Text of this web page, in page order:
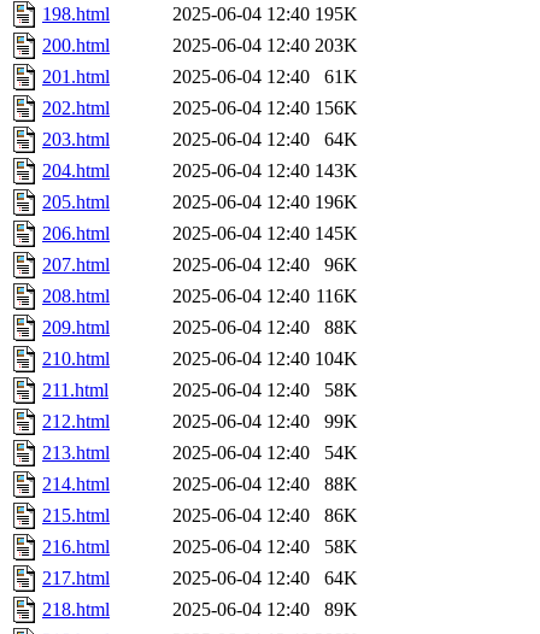
198.html
2025-06-04 12:40 195K
200.html
2025-06-04 12:40 203K
201.html
2025-06-04 12:40
61K
202.html
2025-06-04 12:40 156K
203.html
2025-06-04 12:40
64K
204.html
2025-06-04 12:40 143K
205.html
2025-06-04 12:40 196K
206.html
2025-06-04 12:40 145K
207.html
2025-06-04 12:40
96K
208.html
2025-06-04 12:40 116K
209.html
2025-06-04 12:40
88K
210.html
2025-06-04 12:40 104K
211.html
2025-06-04 12:40
58K
212.html
2025-06-04 12:40
99K
213.html
2025-06-04 12:40
54K
214.html
2025-06-04 12:40
88K
215.html
2025-06-04 12:40
86K
216.html
2025-06-04 12:40
58K
217.html
2025-06-04 12:40
64K
218.html
2025-06-04 12:40
89K